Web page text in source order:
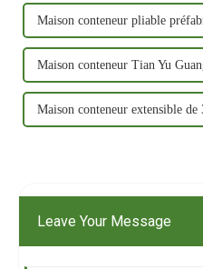
Maison conteneur pliable
Maison conteneur Tian Yu
Maison conteneur extensible de
Leave Your Message